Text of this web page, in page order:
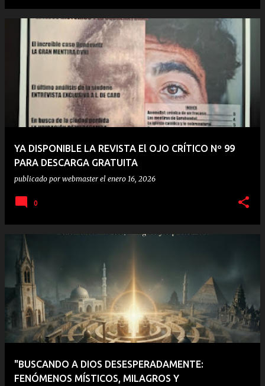
YA DISPONIBLE LA REVISTA El OJO CRÍTICO Nº 99
PARA DESCARGA GRATUITA
publicado por webmaster el enero 16, 2026
0
"BUSCANDO A DIOS DESESPERADAMENTE:
FENÓMENOS MÍSTICOS, MILAGROS Y